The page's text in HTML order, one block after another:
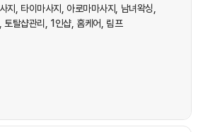
지 타이마사지 아로마마사지
남녀왁싱
토탈샵관리 1인샵 홈케어 림프